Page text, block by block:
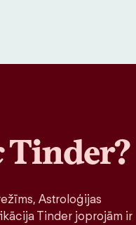
Tinder?
Astroloģijas
Tinder joprojām ir